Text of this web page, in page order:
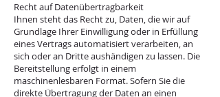
Recht auf Datenübertragbarkeit
Ihnen steht das Recht zu, Daten, die wir auf
Grundlage Ihrer Einwilligung oder in Erfüllung
eines Vertrags automatisiert verarbeiten, an
sich oder an Dritte aushändigen zu lassen. Die
Bereitstellung erfolgt in einem
maschinenlesbaren Format. Sofern Sie die
direkte Übertragung der Daten an einen